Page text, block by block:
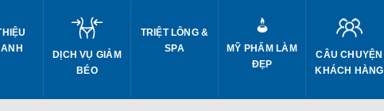
DỊCH VỤ GIẢM
BÉO
TRIỆT LÔNG &
SPA
MỸ PHẨM LÀM
ĐẸP
CÂU CHUYỆN
KHÁCH HÀNG